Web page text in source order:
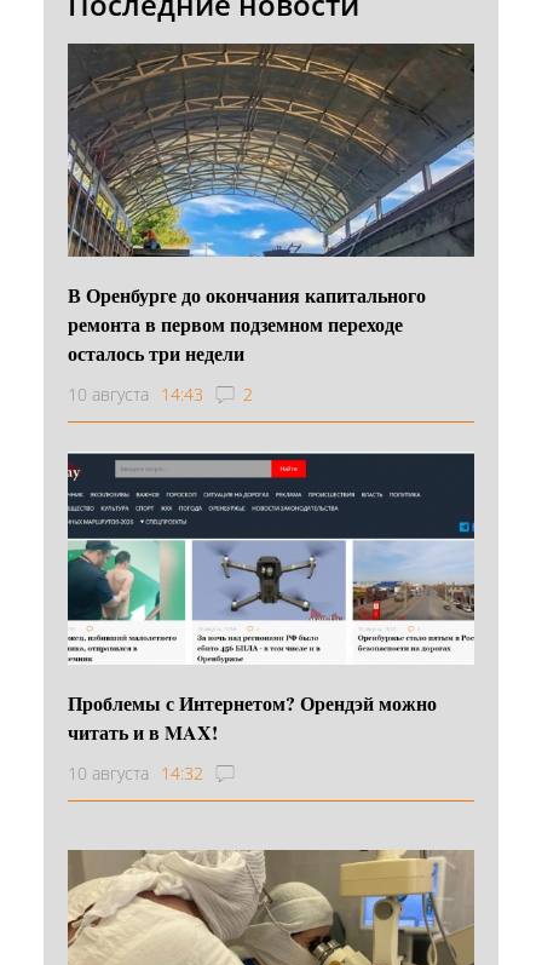
В Оренбурге до окончания капитального
ремонта в первом подземном переходе
осталось три недели
10 августа 14:43 2
Проблемы с Интернетом? Орендэй можно
читать и в MAX!
10 августа 14:32